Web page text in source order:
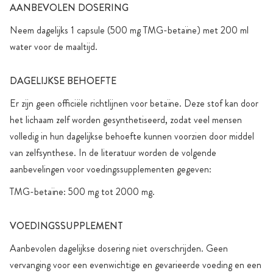
AANBEVOLEN DOSERING
Neem dagelijks 1 capsule (500 mg TMG-betaïne) met 200 ml
water voor de maaltijd.
DAGELIJKSE BEHOEFTE
Er zijn geen officiële richtlijnen voor betaïne. Deze stof kan door
het lichaam zelf worden gesynthetiseerd, zodat veel mensen
volledig in hun dagelijkse behoefte kunnen voorzien door middel
van zelfsynthese. In de literatuur worden de volgende
aanbevelingen voor voedingssupplementen gegeven:
TMG-betaïne: 500 mg tot 2000 mg.
VOEDINGSSUPPLEMENT
Aanbevolen dagelijkse dosering niet overschrijden. Geen
vervanging voor een evenwichtige en gevarieerde voeding en een